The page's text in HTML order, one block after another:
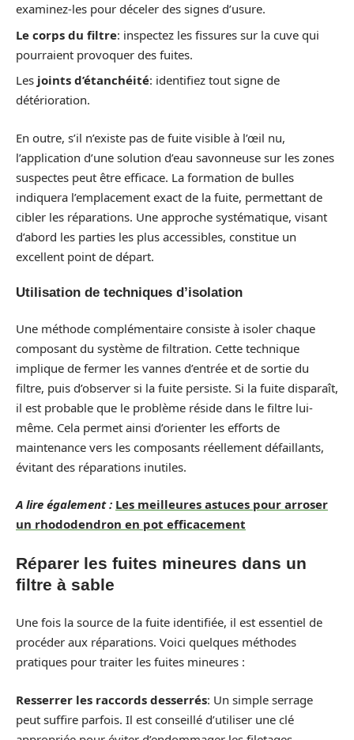
examinez-les pour déceler des signes d’usure.
Le corps du filtre: inspectez les fissures sur la cuve qui
pourraient provoquer des fuites.
Les joints d’étanchéité: identifiez tout signe de
détérioration.
En outre, s’il n’existe pas de fuite visible à l’œil nu,
l’application d’une solution d’eau savonneuse sur les zones
suspectes peut être efficace. La formation de bulles
indiquera l’emplacement exact de la fuite, permettant de
cibler les réparations. Une approche systématique, visant
d’abord les parties les plus accessibles, constitue un
excellent point de départ.
Utilisation de techniques d’isolation
Une méthode complémentaire consiste à isoler chaque
composant du système de filtration. Cette technique
implique de fermer les vannes d’entrée et de sortie du
filtre, puis d’observer si la fuite persiste. Si la fuite disparaît,
il est probable que le problème réside dans le filtre lui-
même. Cela permet ainsi d’orienter les efforts de
maintenance vers les composants réellement défaillants,
évitant des réparations inutiles.
A lire également : Les meilleures astuces pour arroser
un rhododendron en pot efficacement
Réparer les fuites mineures dans un
filtre à sable
Une fois la source de la fuite identifiée, il est essentiel de
procéder aux réparations. Voici quelques méthodes
pratiques pour traiter les fuites mineures :
Resserrer les raccords desserrés: Un simple serrage
peut suffire parfois. Il est conseillé d’utiliser une clé